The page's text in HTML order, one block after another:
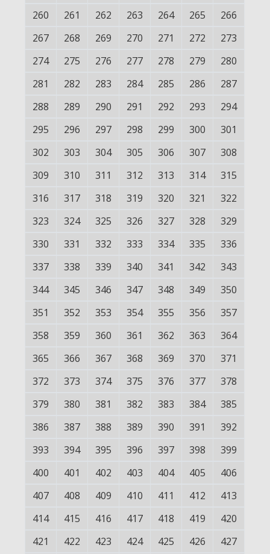
260
261 262 263 264 265
266
267
268 269 270 271 272
273
274
275 276 277 278 279
280
281
282 283 284 285 286
287
288
289 290 291 292 293
294
295
296 297 298 299 300
301
302
303 304 305 306 307
308
309
310 311 312 313 314
315
316
317 318 319 320 321
322
323
324 325 326 327 328
329
330
331 332 333 334 335
336
337
338 339 340 341 342
343
344
345 346 347 348 349
350
351
352 353 354 355 356
357
358
359 360 361 362 363
364
365
366 367 368 369 370
371
372
373 374 375 376 377
378
379
380 381 382 383 384
385
386
387 388 389 390 391
392
393
394 395 396 397 398
399
400
401 402 403 404 405
406
407
408 409 410 411 412
413
414
415 416 417 418 419
420
421
422 423 424 425 426 427